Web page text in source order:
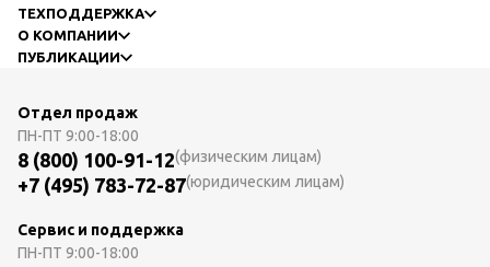
ТЕХПОДДЕРЖКА
О КОМПАНИИ
ПУБЛИКАЦИИ
Отдел продаж
ПН-ПТ 9:00-18:00
8 (800) 100-91-12(физическим лицам)
+7 (495) 783-72-87(юридическим лицам)
Сервис и поддержка
ПН-ПТ 9:00-18:00